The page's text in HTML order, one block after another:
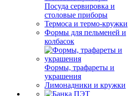
Посуда сервировка и
столовые приборы
Термоса и термо-кружки
Формы для пельменей и
колбасок
Формы, трафареты и
украшения
Лимонадники и кружки